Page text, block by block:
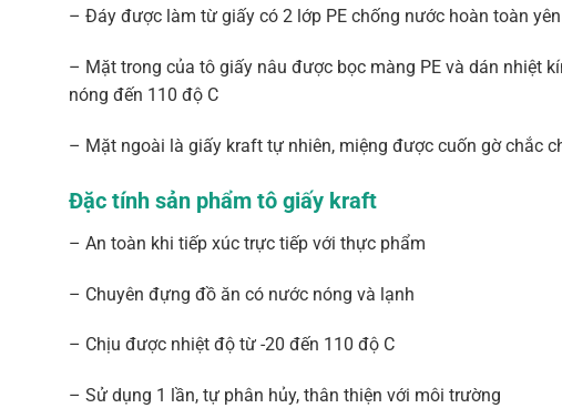
– Đáy được làm từ giấy có 2 lớp PE chống nước hoàn toàn
– Mặt trong của tô giấy nâu được bọc màng PE và dán nhiệt
nóng đến 110 độ C
– Mặt ngoài là giấy kraft tự nhiên, miệng được cuốn gờ chắc
Đặc tính sản phẩm tô giấy kraft
– An toàn khi tiếp xúc trực tiếp với thực phẩm
– Chuyên đựng đồ ăn có nước nóng và lạnh
– Chịu được nhiệt độ từ -20 đến 110 độ C
– Sử dụng 1 lần, tự phân hủy, thân thiện với môi trường